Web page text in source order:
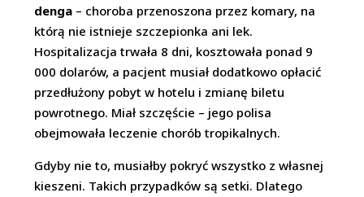
denga – choroba przenoszona przez komary, na
którą nie istnieje szczepionka ani lek.
Hospitalizacja trwała 8 dni, kosztowała ponad 9
000 dolarów, a pacjent musiał dodatkowo opłacić
przedłużony pobyt w hotelu i zmianę biletu
powrotnego. Miał szczęście – jego polisa
obejmowała leczenie chorób tropikalnych.
Gdyby nie to, musiałby pokryć wszystko z własnej
kieszeni. Takich przypadków są setki. Dlatego